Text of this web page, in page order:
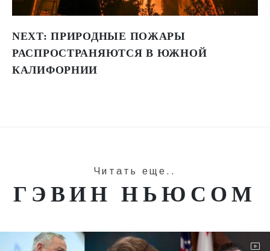
NEXT: ПРИРОДНЫЕ ПОЖАРЫ
РАСПРОСТРАНЯЮТСЯ В ЮЖНОЙ
КАЛИФОРНИИ
Читать еще..
ГЭВИН НЬЮСОМ